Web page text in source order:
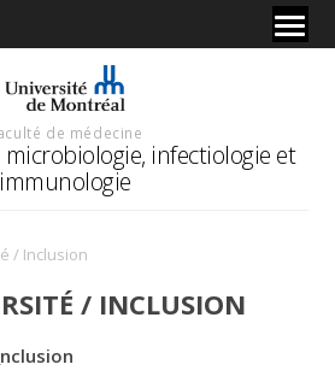
de médecine
infectiologie et
immunologie
/ Inclusion
/ INCLUSION
nclusion